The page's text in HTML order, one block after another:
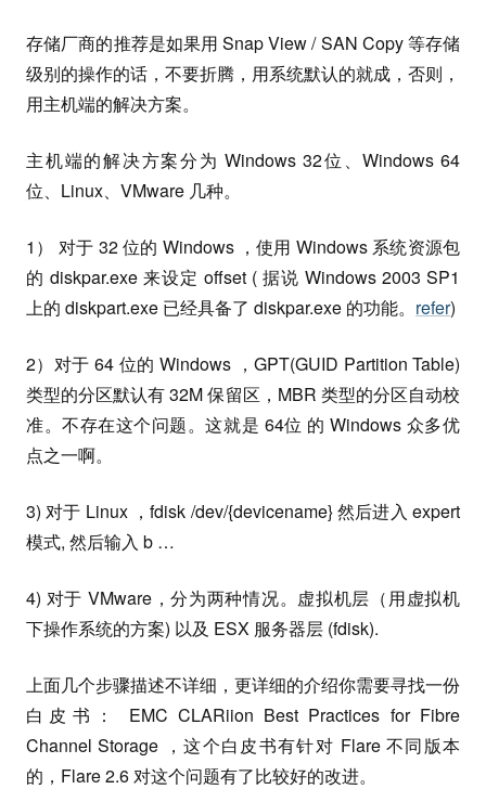
存储厂商的推荐是如果用 Snap View / SAN Copy 等存储
级别的操作的话，不要折腾，用系统默认的就成，否则，
用主机端的解决方案。
主机端的解决方案分为 Windows 32位、Windows 64
位、Linux、VMware 几种。
1） 对于 32 位的 Windows ，使用 Windows 系统资源包
的 diskpar.exe 来设定 offset ( 据说 Windows 2003 SP1
上的 diskpart.exe 已经具备了 diskpar.exe 的功能。 refer)
2）对于 64 位的 Windows ，GPT(GUID Partition Table)
类型的分区默认有 32M 保留区，MBR 类型的分区自动校
准。不存在这个问题。这就是 64位 的 Windows 众多优
点之一啊。
3) 对于 Linux ，fdisk /dev/{devicename} 然后进入 expert
模式, 然后输入 b …
4) 对于 VMware，分为两种情况。虚拟机层（用虚拟机
下操作系统的方案) 以及 ESX 服务器层 (fdisk).
上面几个步骤描述不详细，更详细的介绍你需要寻找一份
白皮书： EMC CLARiion Best Practices for Fibre
Channel Storage ，这个白皮书有针对 Flare 不同版本
的，Flare 2.6 对这个问题有了比较好的改进。